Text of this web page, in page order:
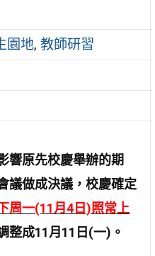
園地,教師研習
響原先校慶舉辦的期
議做成決議，校慶確定
周一(11月4日)照常上
整成11月11日(一)。